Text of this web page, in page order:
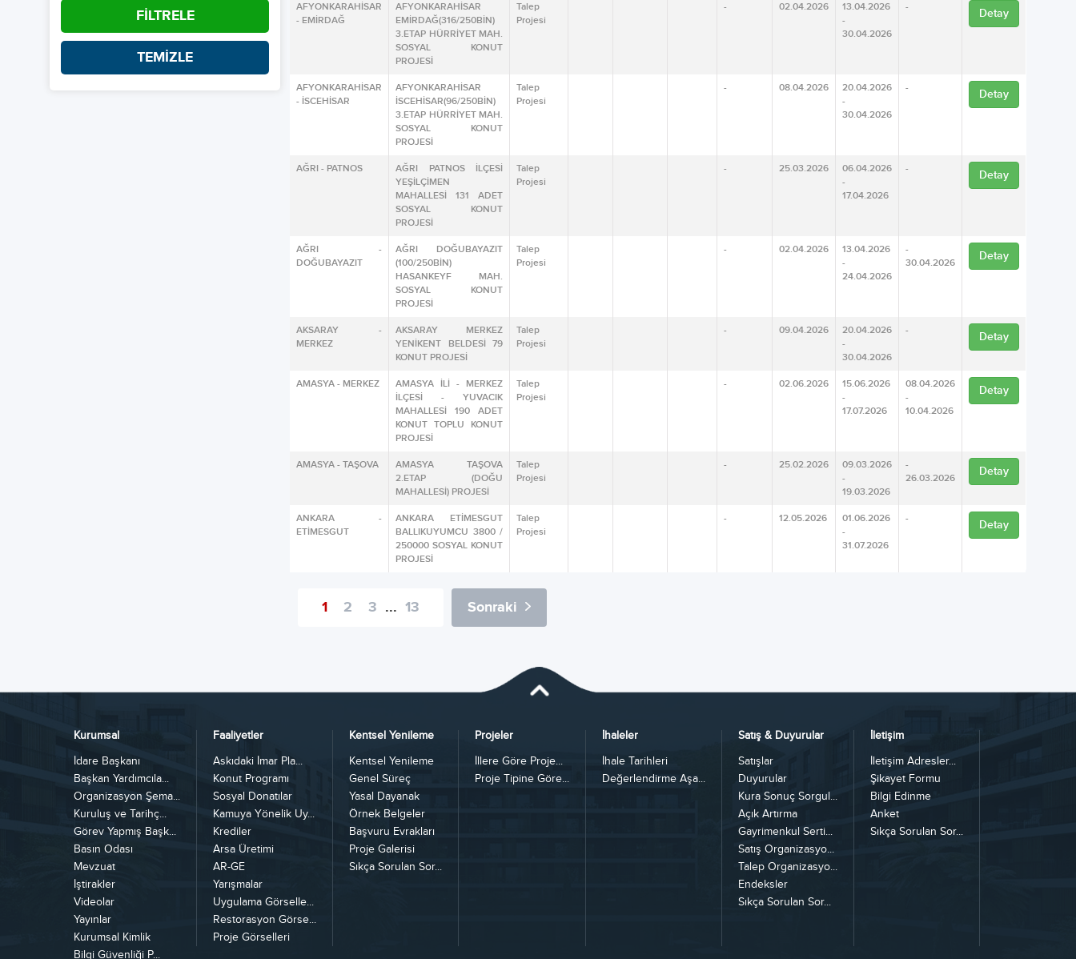
FİLTRELE
TEMİZLE
AFYONKARAHİSAR
- EMİRDAĞ
AFYONKARAHİSAR
EMİRDAĞ(316/250BİN)
3.ETAP HÜRRİYET MAH.
SOSYAL KONUT
PROJESİ
Talep
Projesi
- 02.04.2026
13.04.2026
-
30.04.2026
- Detay
AFYONKARAHİSAR
- İSCEHİSAR
AFYONKARAHİSAR
İSCEHİSAR(96/250BİN)
3.ETAP HÜRRİYET MAH.
SOSYAL KONUT
PROJESİ
Talep
Projesi
- 08.04.2026
20.04.2026
-
30.04.2026
- Detay
AĞRI - PATNOS
AĞRI PATNOS İLÇESİ
YEŞİLÇİMEN
MAHALLESİ 131 ADET
SOSYAL KONUT
PROJESİ
Talep
Projesi
- 25.03.2026
06.04.2026
-
17.04.2026
- Detay
AĞRI -
DOĞUBAYAZIT
AĞRI DOĞUBAYAZIT
(100/250BİN)
HASANKEYF MAH.
SOSYAL KONUT
PROJESİ
Talep
Projesi
- 02.04.2026
13.04.2026
-
24.04.2026
-
30.04.2026
Detay
AKSARAY -
MERKEZ
AKSARAY MERKEZ
YENİKENT BELDESİ 79
KONUT PROJESİ
Talep
Projesi
- 09.04.2026
20.04.2026
-
30.04.2026
- Detay
AMASYA - MERKEZ
AMASYA İLİ - MERKEZ
İLÇESİ - YUVACIK
MAHALLESİ 190 ADET
KONUT TOPLU KONUT
PROJESİ
Talep
Projesi
- 02.06.2026
15.06.2026
-
17.07.2026
08.04.2026
-
10.04.2026
Detay
AMASYA - TAŞOVA
AMASYA TAŞOVA
2.ETAP (DOĞU
MAHALLESİ) PROJESİ
Talep
Projesi
- 25.02.2026
09.03.2026
-
19.03.2026
-
26.03.2026
Detay
ANKARA -
ETİMESGUT
ANKARA ETİMESGUT
BALLIKUYUMCU 3800 /
250000 SOSYAL KONUT
PROJESİ
Talep
Projesi
- 12.05.2026
01.06.2026
-
31.07.2026
- Detay
1 2 3 ... 13 Sonraki
Kurumsal
İdare Başkanı
Başkan Yardımcıla...
Organizasyon Şema...
Kuruluş ve Tarihç...
Görev Yapmış Başk...
Basın Odası
Mevzuat
İştirakler
Videolar
Yayınlar
Kurumsal Kimlik
Bilgi Güvenliği P...
Faaliyetler
Askıdaki İmar Pla...
Konut Programı
Sosyal Donatılar
Kamuya Yönelik Uy...
Krediler
Arsa Üretimi
AR-GE
Yarışmalar
Uygulama Görselle...
Restorasyon Görse...
Proje Görselleri
Kentsel Yenileme
Kentsel Yenileme
Genel Süreç
Yasal Dayanak
Örnek Belgeler
Başvuru Evrakları
Proje Galerisi
Sıkça Sorulan Sor...
Projeler
İllere Göre Proje...
Proje Tipine Göre...
İhaleler
İhale Tarihleri
Değerlendirme Aşa...
Satış & Duyurular
Satışlar
Duyurular
Kura Sonuç Sorgul...
Açık Artırma
Gayrimenkul Serti...
Satış Organizasyo...
Talep Organizasyo...
Endeksler
Sıkça Sorulan Sor...
İletişim
İletişim Adresler...
Şikayet Formu
Bilgi Edinme
Anket
Sıkça Sorulan Sor...